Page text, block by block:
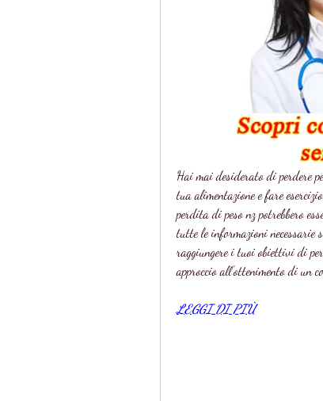
Hai mai desiderato di perdere
tua alimentazione e fare
perdita di peso nz potrebbero
tutte le informazioni necessarie
raggiungere i tuoi obiettivi di
approccio all'ottenimento di un
LEGGI DI PIÙ